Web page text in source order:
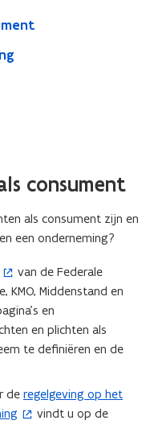
consument
als consument zijn en
een onderneming?
van de Federale
KMO, Middenstand en
en
en plichten als
te definiëren en de
de regelgeving op het
(
o vindt u op de